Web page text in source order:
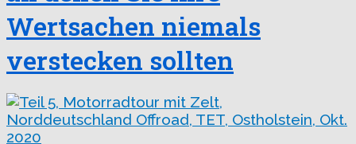
Wertsachen niemals
verstecken sollten